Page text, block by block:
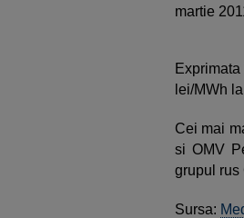
martie
lei/MWh
Cei mai
si OMV
grupul rus
Sursa: